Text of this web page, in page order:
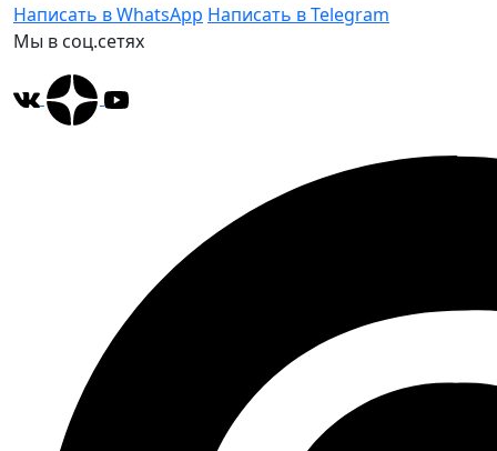
Написать в WhatsApp Написать в Telegram
Мы в соц.сетях